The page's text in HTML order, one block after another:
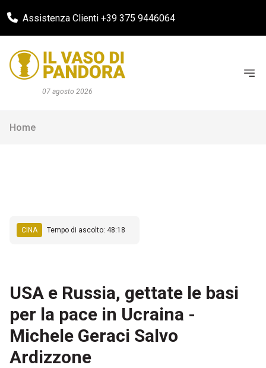
Assistenza Clienti +39 375 9446064
07 agosto 2026
Home
CINA Tempo di ascolto: 48:18
USA e Russia, gettate le basi
per la pace in Ucraina -
Michele Geraci Salvo
Ardizzone